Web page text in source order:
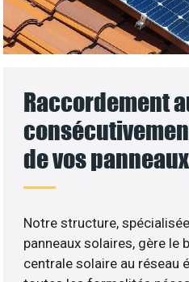
Raccordement
de vos
Notre structure,
panneaux solaires, gère le
centrale solaire au réseau